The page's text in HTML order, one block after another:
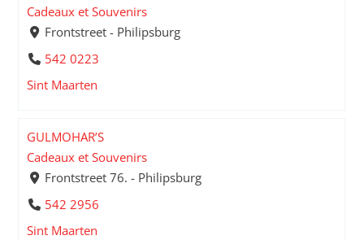
Cadeaux et Souvenirs
Frontstreet - Philipsburg
542 0223
Sint Maarten
GULMOHAR’S
Cadeaux et Souvenirs
Frontstreet 76. - Philipsburg
542 2956
Sint Maarten